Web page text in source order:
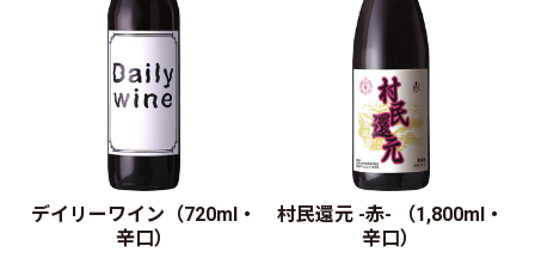
デイリーワイン（720ml・
辛口）
村民還元 -赤- （1,800ml・
辛口）